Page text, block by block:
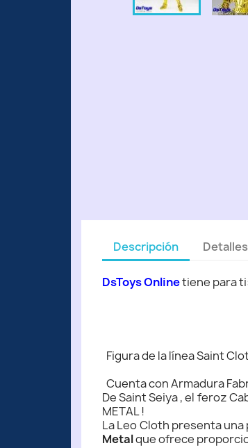
Descripción Detalles
DsToys Onlinetiene para
Figura de la línea Saint
Cuenta con Armadura
De Saint Seiya , el feroz
METAL !
La Leo Cloth presenta
Metalque ofrece